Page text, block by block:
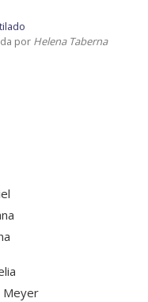
por Helena Taberna
Meyer